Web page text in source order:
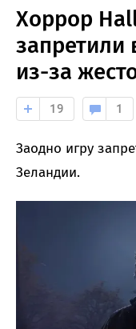
Хоррор
запретили
из-за
19 1
Заодно игру
Зеландии.